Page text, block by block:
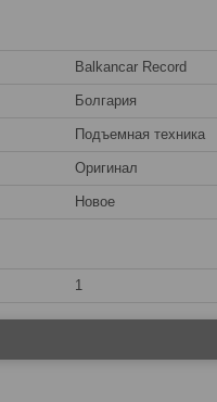
Balkancar Record
Болгария
Подъемная техника
Оригинал
Новое
1